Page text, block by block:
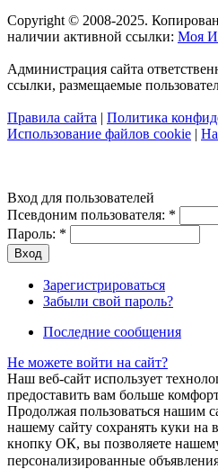
Copyright © 2008-2025.
наличии активной ссылки: Моя
Администрация сайта
ссылки, размещаемые
Правила сайта | Политика
Использование файлов cookie |
Вход для пользователей
Псевдоним пользователя: *
Пароль: *
Зарегистрироваться
Забыли свой пароль?
Последние сообщения
Не можете войти на сайт?
Наш веб-сайт использует
предоставить вам больше
Продолжая пользоваться нашим
нашему сайту сохранять куки на
кнопку ОК, вы позволяете
персонализированные